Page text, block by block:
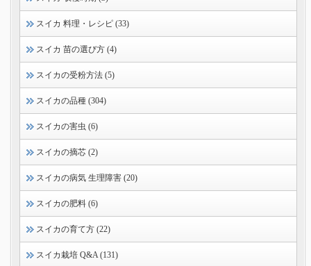
スイカ 料理・レシピ (33)
スイカ 苗の選び方 (4)
スイカの受粉方法 (5)
スイカの品種 (304)
スイカの害虫 (6)
スイカの摘芯 (2)
スイカの病気 生理障害 (20)
スイカの肥料 (6)
スイカの育て方 (22)
スイカ栽培 Q&A (131)